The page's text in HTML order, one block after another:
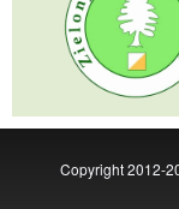
Copyright 2012-